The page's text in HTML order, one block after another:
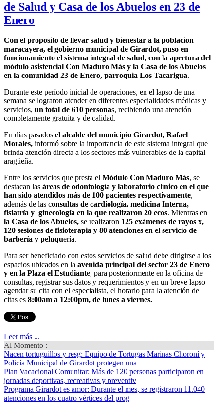
de Salud y Casa de los Abuelos en 23 de
Enero
Con el propósito de llevar salud y bienestar a la población
maracayera, el gobierno municipal de Girardot, puso en
funcionamiento el sistema integral de salud, con la apertura del
módulo asistencial Con Maduro Más y la Casa de los Abuelos
en la comunidad 23 de Enero, parroquia Los Tacarigua.
Durante este período inicial de operaciones, en el lapso de una
semana se lograron atender en diferentes especialidades médicas y
servicios, un total de 610 personas, recibiendo una atención
completamente gratuita y de calidad.
En días pasados el alcalde del municipio Girardot, Rafael
Morales, informó sobre la importancia de este sistema integral que
brinda atención directa a los sectores más vulnerables de la capital
aragüeña.
Entre los servicios que presta el Módulo Con Maduro Más, se
destacan las áreas de odontología y laboratorio clínico en el que
han sido atendidos más de 100 pacientes respectivamente,
además de las consultas de cardiología, medicina Interna,
fisiatría y ginecología en la que realizaron 20 ecos. Mientras en
la Casa de los Abuelos, se realizaron 125 exámenes de rayos x,
120 sesiones de fisioterapia y 80 atenciones en el servicio de
barbería y peluquería.
Para ser beneficiado con estos servicios de salud debe dirigirse a los
espacios ubicados en la avenida principal del sector 23 de Enero
y en la Plaza el Estudiante, para posteriormente en la oficina de
consultas, registrar sus datos y requerimientos y en un breve lapso
agendar su cita con el especialista, el horario para la atención de
citas es 8:00am a 12:00pm, de lunes a viernes.
Leer más ...
Al Momento :
Nacen tortuguillos y resg: Equipo de Tortugas Marinas Choroní y
Policía Municipal de Girardot protegen una
Plan Vacacional Comunitar: Más de 120 personas participaron en
jornadas deportivas, recreativas y preventiv
Programa Girardot es amor: Durante el mes, se registraron 11.040
atenciones en los cuatro vértices del prog